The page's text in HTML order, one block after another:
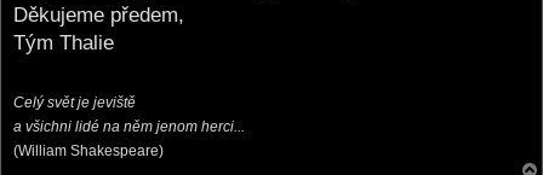
Děkujeme předem,
Tým Thalie
Celý svět je jeviště
a všichni lidé na něm jenom herci...
(William Shakespeare)